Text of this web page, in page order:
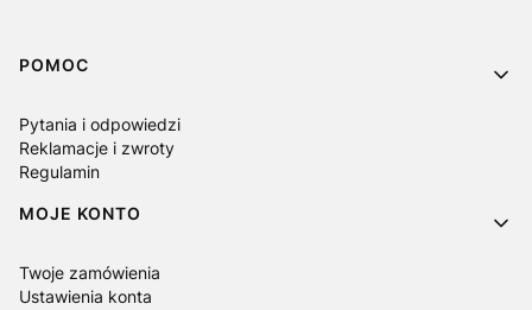
Linki w stopce
POMOC
Pytania i odpowiedzi
Reklamacje i zwroty
Regulamin
MOJE KONTO
Twoje zamówienia
Ustawienia konta